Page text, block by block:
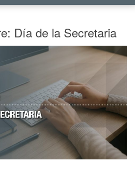
Día de la Secretaria